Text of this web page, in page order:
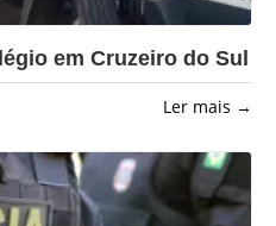
em Cruzeiro do Sul
Ler mais →